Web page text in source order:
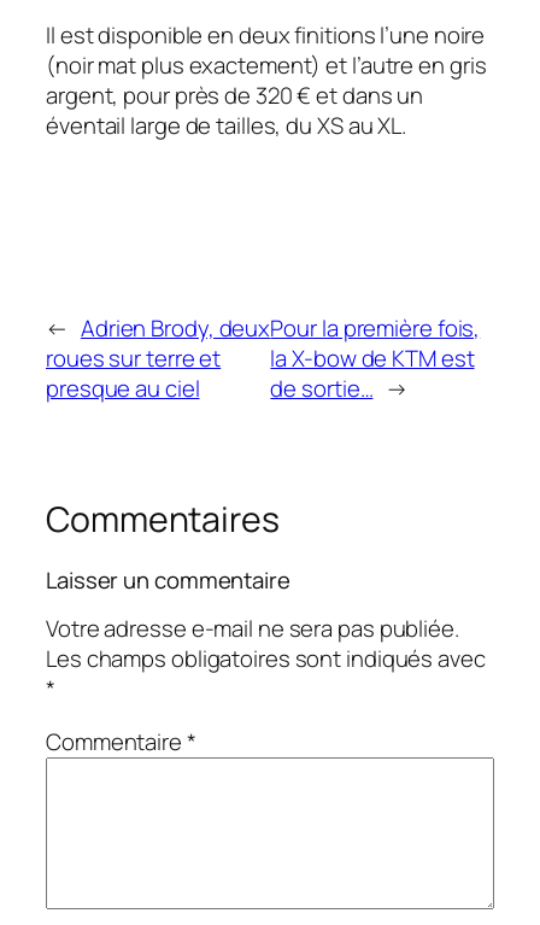
Il est disponible en deux finitions l’une noire
(noir mat plus exactement) et l’autre en gris
argent, pour près de 320 € et dans un
éventail large de tailles, du XS au XL.
← Adrien Brody, deux
roues sur terre et
presque au ciel
Pour la première fois,
la X-bow de KTM est
de sortie… →
Commentaires
Laisser un commentaire
Votre adresse e-mail ne sera pas publiée.
Les champs obligatoires sont indiqués avec
*
Commentaire*